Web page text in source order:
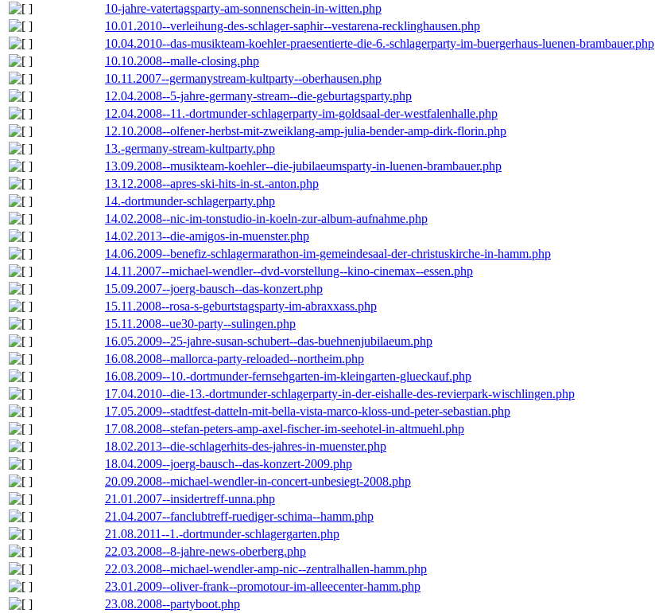
10-jahre-vatertagsparty-am-sonnenschein-in-witten.php
10.01.2010--verleihung-des-schlager-saphir--vestarena-recklinghausen.php
10.04.2010--das-musikteam-koehler-praesentierte-die-6.-schlagerparty-im-buergerhaus-luenen-brambauer.php
10.10.2008--malle-closing.php
10.11.2007--germanystream-kultparty--oberhausen.php
12.04.2008--5-jahre-germany-stream--die-geburtagsparty.php
12.04.2008--11.-dortmunder-schlagerparty-im-goldsaal-der-westfalenhalle.php
12.10.2008--olfener-herbst-mit-zweiklang-amp-julia-bender-amp-dirk-florin.php
13.-germany-stream-kultparty.php
13.09.2008--musikteam-koehler--die-jubilaeumsparty-in-luenen-brambauer.php
13.12.2008--apres-ski-hits-in-st.-anton.php
14.-dortmunder-schlagerparty.php
14.02.2008--nic-im-tonstudio-in-koeln-zur-album-aufnahme.php
14.02.2013--die-amigos-in-muenster.php
14.06.2009--benefiz-schlagermarathon-im-gemeindesaal-der-christuskirche-in-hamm.php
14.11.2007--michael-wendler--dvd-vorstellung--kino-cinemax--essen.php
15.09.2007--joerg-bausch--das-konzert.php
15.11.2008--rosa-s-geburtstagsparty-im-abraxxass.php
15.11.2008--ue30-party--sulingen.php
16.05.2009--25-jahre-susan-schubert--das-buehnenjubilaeum.php
16.08.2008--mallorca-party-reloaded--northeim.php
16.08.2009--10.-dortmunder-fernsehgarten-im-kleingarten-glueckauf.php
17.04.2010--die-13.-dortmunder-schlagerparty-in-der-eishalle-des-revierpark-wischlingen.php
17.05.2009--stadtfest-datteln-mit-bella-vista-marco-kloss-und-peter-sebastian.php
17.08.2008--stefan-peters-amp-axel-fischer-im-seehotel-in-altmuehl.php
18.02.2013--die-schlagerhits-des-jahres-in-muenster.php
18.04.2009--joerg-bausch--das-konzert-2009.php
20.09.2008--michael-wendler-in-concert-unbesiegt-2008.php
21.01.2007--insidertreff-unna.php
21.04.2007--fanclubtreff-ruediger-schima--hamm.php
21.08.2011--1.-dortmunder-schlagergarten.php
22.03.2008--8-jahre-news-oberberg.php
22.03.2008--michael-wendler-amp-nic--zentralhallen-hamm.php
23.01.2009--oliver-frank--promotour-im-alleecenter-hamm.php
23.08.2008--partyboot.php